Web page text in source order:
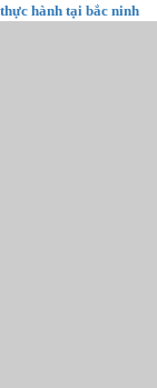
thực hành tại bắc ninh